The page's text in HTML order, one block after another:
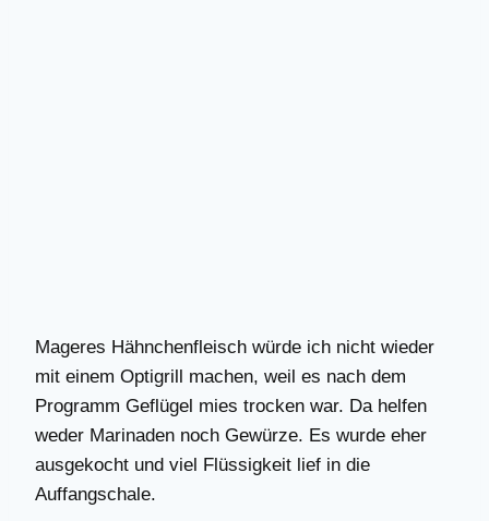
Mageres Hähnchenfleisch würde ich nicht wieder
mit einem Optigrill machen, weil es nach dem
Programm Geflügel mies trocken war. Da helfen
weder Marinaden noch Gewürze. Es wurde eher
ausgekocht und viel Flüssigkeit lief in die
Auffangschale.